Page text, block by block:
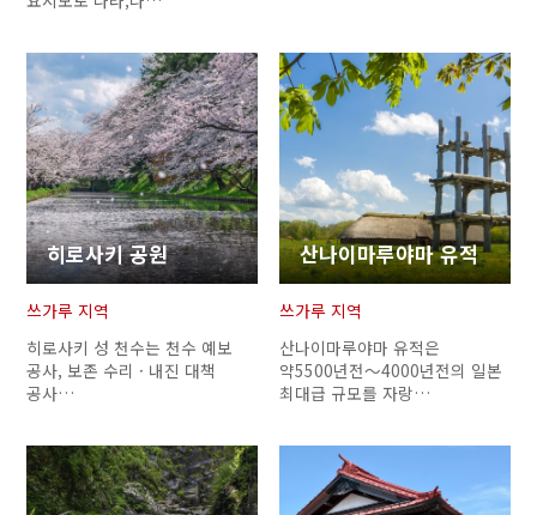
히로사키 공원
쓰가루 지역
히로사키 성 천수는 천수 예보
공사, 보존 수리 · 내진 대책
공사…
산나이마루야마 유적
쓰가루 지역
산나이마루야마 유적은
약5500년전～4000년전의 일본
최대급 규모를 자랑…